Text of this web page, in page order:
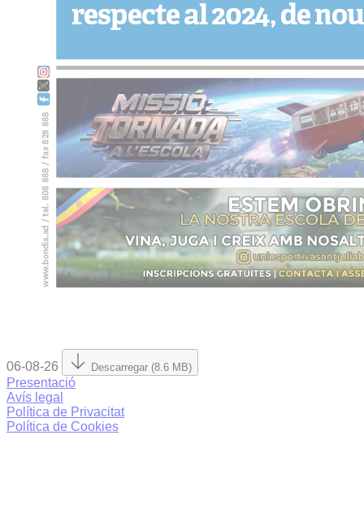
06-08-26 Descarregar (8.6 MB)
Presentació
Avís legal
Política de Privacitat
Política de Cookies